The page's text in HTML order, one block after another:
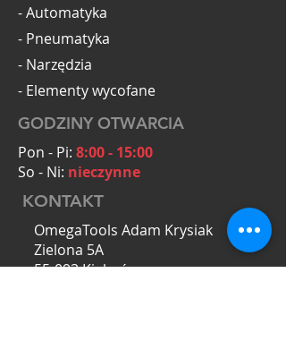
- Automatyka
- Pneumatyka
- Narzędzia
- Elementy wycofane
GODZINY OTWARCIA
Pon - Pi: 8:00 - 15:00
So - Ni: nieczynne
KONTAKT
OmegaTools Adam Krysiak
Zielona 5A
55-093 Kiełczów